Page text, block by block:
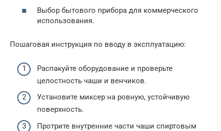
Выбор бытового прибора для коммерческого
использования.
Пошаговая инструкция по вводу в эксплуатацию:
Распакуйте оборудование и проверьте
целостность чаши и венчиков.
Установите миксер на ровную, устойчивую
поверхность.
Протрите внутренние части чаши спиртовым